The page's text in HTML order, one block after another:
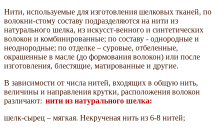
Нити, используемые для изготовления шелковых тканей, по
волокни-стому составу подразделяются на нити из
натурального шелка, из искусст-венного и синтетических
волокон и комбинированные; по составу - однородные и
неоднородные; по отделке – суровые, отбеленные,
окрашенные в масле (до формования волокон) или после
изготовления, блестящие, матированные и другие.
В зависимости от числа нитей, входящих в общую нить,
величины и направления крутки, расположения волокон
различают: нити из натурального шелка:
шелк-сырец – мягкая. Некрученая нить из 6-8 нитей;